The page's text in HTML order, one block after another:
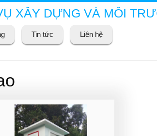
XÂY DỰNG VÀ MÔI
Tin tức Liên hệ